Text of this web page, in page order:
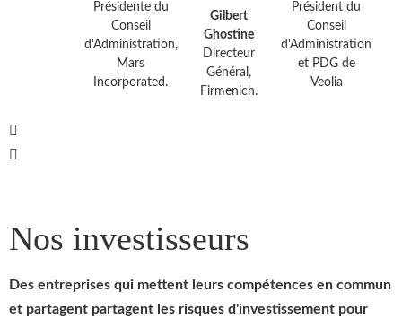
Présidente du
Conseil
d'Administration,
Mars
Incorporated.
Gilbert
Ghostine
Directeur
Général,
Firmenich.
Président du
Conseil
d'Administration
et PDG de
Veolia
Nos investisseurs
Des entreprises qui mettent leurs compétences en commun
et partagent partagent les risques d'investissement pour